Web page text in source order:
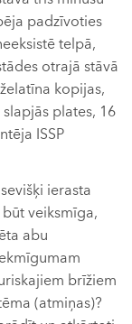
padzīvoties
telpā,
otrajā stāvā
kopijas,
plates, 16
ISSP
ierasta
veiksmīga,
abu
brīžiem
(atmiņas)?